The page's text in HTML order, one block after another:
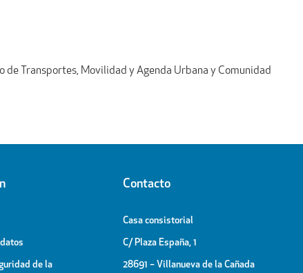
Transportes, Movilidad y Agenda Urbana y Comunidad
de la
Contacto
Casa consistorial
C/ Plaza España, 1
28691 – Villanueva de la Cañada